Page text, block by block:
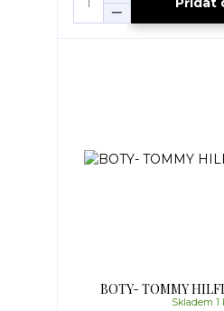
BOTY- TOMMY
Skladem 1